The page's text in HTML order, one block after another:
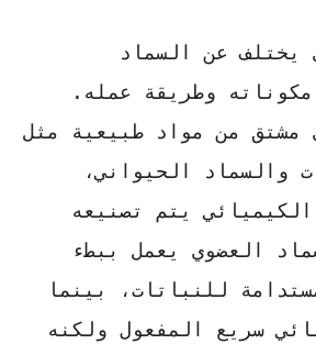
يختلف عن السماد
وطريقة عمله.
مشتق من مواد طبيعية مثل
والسماد الحيواني،
يتم تصنيعه
العضوي يعمل ببطء
للنباتات، بينما
سريع المفعول ولكنه